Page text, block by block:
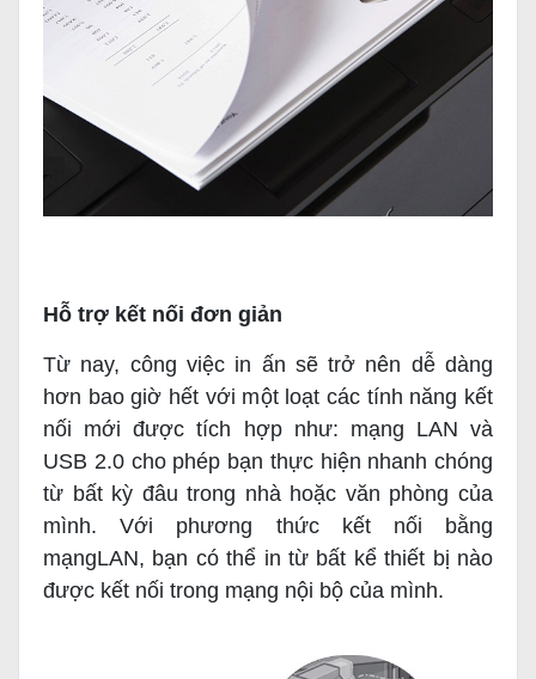
Hỗ trợ kết nối đơn giản
Từ nay, công việc in ấn sẽ trở nên dễ dàng
hơn bao giờ hết với một loạt các tính năng kết
nối mới được tích hợp như: mạng LAN và
USB 2.0 cho phép bạn thực hiện nhanh chóng
từ bất kỳ đâu trong nhà hoặc văn phòng của
mình. Với phương thức kết nối bằng
mạngLAN, bạn có thể in từ bất kể thiết bị nào
được kết nối trong mạng nội bộ của mình.